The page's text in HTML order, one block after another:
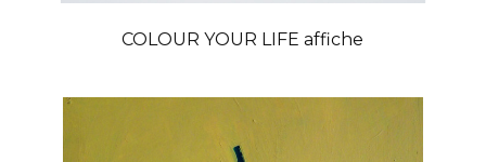
COLOUR YOUR LIFE affiche